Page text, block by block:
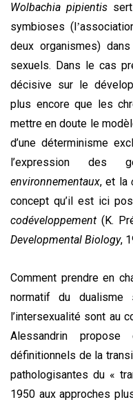
Wolbachia pipientis
symbioses (l ’
deux organismes)
sexuels. Dans le cas
décisive sur le
plus encore que les
mettre en doute le
d’une déterminisme
l’expression
environnementaux, et la
concept qu’il est ici
codéveloppement (K.
Developmental Biology,
Comment prendre en
normatif du
l’intersexualité sont au
Alessandrin
définitionnels de la
pathologisantes du «
1950 aux approches